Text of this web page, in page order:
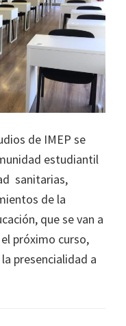
de IMEP se
estudiantil
sanitarias,
de la
que se van a
próximo curso,
presencialidad a